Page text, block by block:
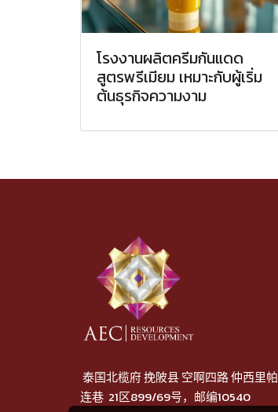
โรงงานผลิตครีมกันแดด
สูตรพรีเมียม เหมาะกับผู้เริ่ม
ต้นธุรกิจความงาม
泰国北榄府 挽陂县 空啊四路 仲西里帕
连巷 21区899/69号，邮编10540